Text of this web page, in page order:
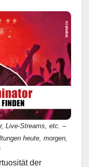
Live-Streams, etc. –
heute, morgen,
der